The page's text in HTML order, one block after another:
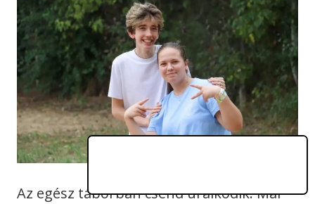
Az egész táborban csend uralkodik. Már